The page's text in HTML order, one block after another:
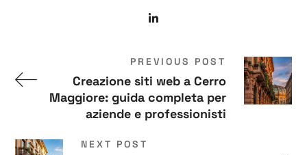
PREVIOUS POST
Creazione siti web a Cerro
Maggiore: guida completa per
aziende e professionisti
NEXT POST